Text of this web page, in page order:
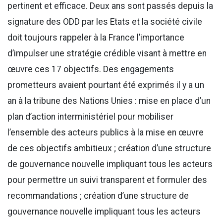
pertinent et efficace. Deux ans sont passés depuis la
signature des ODD par les Etats et la société civile
doit toujours rappeler à la France l’importance
d’impulser une stratégie crédible visant à mettre en
œuvre ces 17 objectifs. Des engagements
prometteurs avaient pourtant été exprimés il y a un
an à la tribune des Nations Unies : mise en place d’un
plan d’action interministériel pour mobiliser
l’ensemble des acteurs publics à la mise en œuvre
de ces objectifs ambitieux ; création d’une structure
de gouvernance nouvelle impliquant tous les acteurs
pour permettre un suivi transparent et formuler des
recommandations ; création d’une structure de
gouvernance nouvelle impliquant tous les acteurs